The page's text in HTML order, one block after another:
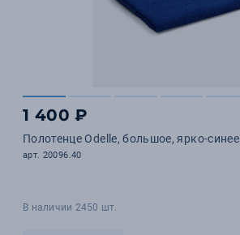
1 400 ₽
Полотенце Odelle, большое, ярко-синее
арт. 20096.40
В наличии 2450 шт.